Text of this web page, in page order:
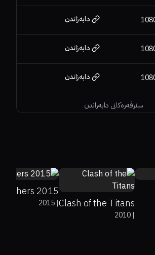
سێرڤەرەکانی دابەزاندن
دابەزاندن
دابەزاندن
دابەزاندن
Clash of the Titans
|
2010
2015
|
2015